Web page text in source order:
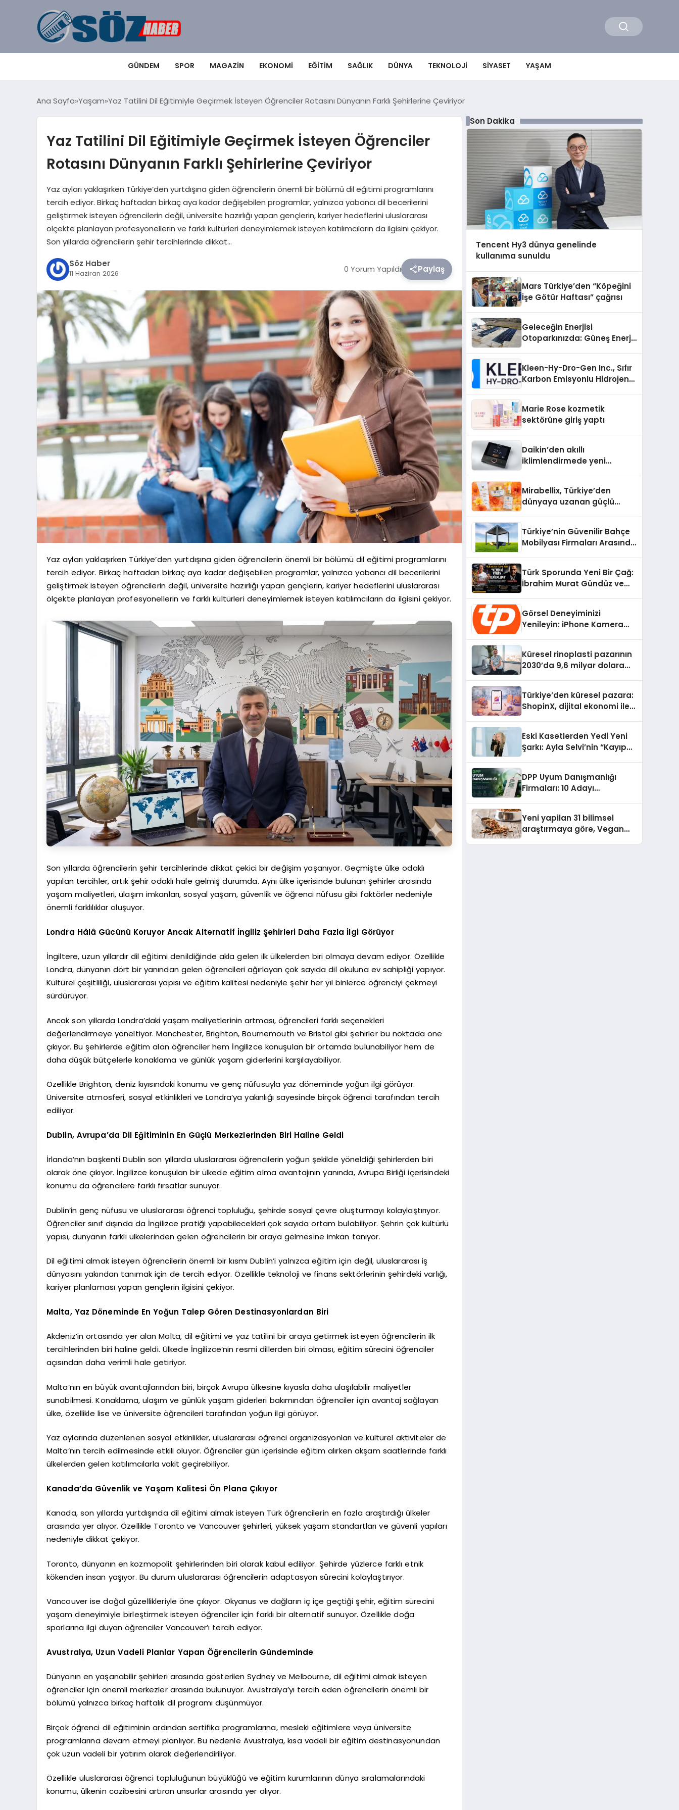
GÜNDEM SPOR MAGAZIN EKONOMI EĞITIM SAĞLIK DÜNYA TEKNOLOJI SIYASET YAŞAM
Ana Sayfa Yaşam Yaz Tatilini Dil Eğitimiyle Geçirmek İsteyen Öğrenciler Rotasını Dünyanın Farklı Şehirlerine Çeviriyor
Yaz Tatilini Dil Eğitimiyle Geçirmek İsteyen Öğrenciler
Rotasını Dünyanın Farklı Şehirlerine Çeviriyor
Yaz ayları yaklaşırken Türkiye’den yurtdışına giden öğrencilerin önemli bir bölümü dil eğitimi programlarını
tercih ediyor. Birkaç haftadan birkaç aya kadar değişebilen programlar, yalnızca yabancı dil becerilerini
geliştirmek isteyen öğrencilerin değil, üniversite hazırlığı yapan gençlerin, kariyer hedeflerini uluslararası
ölçekte planlayan profesyonellerin ve farklı kültürleri deneyimlemek isteyen katılımcıların da ilgisini çekiyor.
Son yıllarda öğrencilerin şehir tercihlerinde dikkat…
Söz Haber
11 Haziran 2026 0 Yorum Yapıldı Paylaş
Yaz ayları yaklaşırken Türkiye’den yurtdışına giden öğrencilerin önemli bir bölümü dil eğitimi programlarını
tercih ediyor. Birkaç haftadan birkaç aya kadar değişebilen programlar, yalnızca yabancı dil becerilerini
geliştirmek isteyen öğrencilerin değil, üniversite hazırlığı yapan gençlerin, kariyer hedeflerini uluslararası
ölçekte planlayan profesyonellerin ve farklı kültürleri deneyimlemek isteyen katılımcıların da ilgisini çekiyor.
Son yıllarda öğrencilerin şehir tercihlerinde dikkat çekici bir değişim yaşanıyor. Geçmişte ülke odaklı
yapılan tercihler, artık şehir odaklı hale gelmiş durumda. Aynı ülke içerisinde bulunan şehirler arasında
yaşam maliyetleri, ulaşım imkanları, sosyal yaşam, güvenlik ve öğrenci nüfusu gibi faktörler nedeniyle
önemli farklılıklar oluşuyor.
Londra Hâlâ Gücünü Koruyor Ancak Alternatif İngiliz Şehirleri Daha Fazla İlgi Görüyor
İngiltere, uzun yıllardır dil eğitimi denildiğinde akla gelen ilk ülkelerden biri olmaya devam ediyor. Özellikle
Londra, dünyanın dört bir yanından gelen öğrencileri ağırlayan çok sayıda dil okuluna ev sahipliği yapıyor.
Kültürel çeşitliliği, uluslararası yapısı ve eğitim kalitesi nedeniyle şehir her yıl binlerce öğrenciyi çekmeyi
sürdürüyor.
Ancak son yıllarda Londra’daki yaşam maliyetlerinin artması, öğrencileri farklı seçenekleri
değerlendirmeye yöneltiyor. Manchester, Brighton, Bournemouth ve Bristol gibi şehirler bu noktada öne
çıkıyor. Bu şehirlerde eğitim alan öğrenciler hem İngilizce konuşulan bir ortamda bulunabiliyor hem de
daha düşük bütçelerle konaklama ve günlük yaşam giderlerini karşılayabiliyor.
Özellikle Brighton, deniz kıyısındaki konumu ve genç nüfusuyla yaz döneminde yoğun ilgi görüyor.
Üniversite atmosferi, sosyal etkinlikleri ve Londra’ya yakınlığı sayesinde birçok öğrenci tarafından tercih
ediliyor.
Dublin, Avrupa’da Dil Eğitiminin En Güçlü Merkezlerinden Biri Haline Geldi
İrlanda’nın başkenti Dublin son yıllarda uluslararası öğrencilerin yoğun şekilde yöneldiği şehirlerden biri
olarak öne çıkıyor. İngilizce konuşulan bir ülkede eğitim alma avantajının yanında, Avrupa Birliği içerisindeki
konumu da öğrencilere farklı fırsatlar sunuyor.
Dublin’in genç nüfusu ve uluslararası öğrenci topluluğu, şehirde sosyal çevre oluşturmayı kolaylaştırıyor.
Öğrenciler sınıf dışında da İngilizce pratiği yapabilecekleri çok sayıda ortam bulabiliyor. Şehrin çok kültürlü
yapısı, dünyanın farklı ülkelerinden gelen öğrencilerin bir araya gelmesine imkan tanıyor.
Dil eğitimi almak isteyen öğrencilerin önemli bir kısmı Dublin’i yalnızca eğitim için değil, uluslararası iş
dünyasını yakından tanımak için de tercih ediyor. Özellikle teknoloji ve finans sektörlerinin şehirdeki varlığı,
kariyer planlaması yapan gençlerin ilgisini çekiyor.
Malta, Yaz Döneminde En Yoğun Talep Gören Destinasyonlardan Biri
Akdeniz’in ortasında yer alan Malta, dil eğitimi ve yaz tatilini bir araya getirmek isteyen öğrencilerin ilk
tercihlerinden biri haline geldi. Ülkede İngilizce’nin resmi dillerden biri olması, eğitim sürecini öğrenciler
açısından daha verimli hale getiriyor.
Malta’nın en büyük avantajlarından biri, birçok Avrupa ülkesine kıyasla daha ulaşılabilir maliyetler
sunabilmesi. Konaklama, ulaşım ve günlük yaşam giderleri bakımından öğrenciler için avantaj sağlayan
ülke, özellikle lise ve üniversite öğrencileri tarafından yoğun ilgi görüyor.
Yaz aylarında düzenlenen sosyal etkinlikler, uluslararası öğrenci organizasyonları ve kültürel aktiviteler de
Malta’nın tercih edilmesinde etkili oluyor. Öğrenciler gün içerisinde eğitim alırken akşam saatlerinde farklı
ülkelerden gelen katılımcılarla vakit geçirebiliyor.
Kanada’da Güvenlik ve Yaşam Kalitesi Ön Plana Çıkıyor
Kanada, son yıllarda yurtdışında dil eğitimi almak isteyen Türk öğrencilerin en fazla araştırdığı ülkeler
arasında yer alıyor. Özellikle Toronto ve Vancouver şehirleri, yüksek yaşam standartları ve güvenli yapıları
nedeniyle dikkat çekiyor.
Toronto, dünyanın en kozmopolit şehirlerinden biri olarak kabul ediliyor. Şehirde yüzlerce farklı etnik
kökenden insan yaşıyor. Bu durum uluslararası öğrencilerin adaptasyon sürecini kolaylaştırıyor.
Vancouver ise doğal güzellikleriyle öne çıkıyor. Okyanus ve dağların iç içe geçtiği şehir, eğitim sürecini
yaşam deneyimiyle birleştirmek isteyen öğrenciler için farklı bir alternatif sunuyor. Özellikle doğa
sporlarına ilgi duyan öğrenciler Vancouver’ı tercih ediyor.
Avustralya, Uzun Vadeli Planlar Yapan Öğrencilerin Gündeminde
Dünyanın en yaşanabilir şehirleri arasında gösterilen Sydney ve Melbourne, dil eğitimi almak isteyen
öğrenciler için önemli merkezler arasında bulunuyor. Avustralya’yı tercih eden öğrencilerin önemli bir
bölümü yalnızca birkaç haftalık dil programı düşünmüyor.
Birçok öğrenci dil eğitiminin ardından sertifika programlarına, mesleki eğitimlere veya üniversite
programlarına devam etmeyi planlıyor. Bu nedenle Avustralya, kısa vadeli bir eğitim destinasyonundan
çok uzun vadeli bir yatırım olarak değerlendiriliyor.
Özellikle uluslararası öğrenci topluluğunun büyüklüğü ve eğitim kurumlarının dünya sıralamalarındaki
konumu, ülkenin cazibesini artıran unsurlar arasında yer alıyor.
Son Dakika
Tencent Hy3 dünya genelinde
kullanıma sunuldu
Mars Türkiye’den “Köpeğini
İşe Götür Haftası” çağrısı
Geleceğin Enerjisi
Otoparkınızda: Güneş Enerjili
Kleen-Hy-Dro-Gen Inc., Sıfır
Karbon Emisyonlu Hidrojen
Aldı
Marie Rose kozmetik
sektörüne giriş yaptı
Daikin’den akıllı
iklimlendirmede yeni
Mirabellix, Türkiye’den
dünyaya uzanan güçlü
Türkiye’nin Güvenilir Bahçe
Mobilyası Firmaları Arasında
Türk Sporunda Yeni Bir Çağ:
İbrahim Murat Gündüz ve
Görsel Deneyiminizi
Yenileyin: iPhone Kamera
Küresel rinoplasti pazarının
2030’da 9,6 milyar dolara
Türkiye’den küresel pazara:
ShopinX, dijital ekonomi ile
Eski Kasetlerden Yedi Yeni
Şarkı: Ayla Selvi’nin “Kayıp
DPP Uyum Danışmanlığı
Firmaları: 10 Adayı
Yeni yapilan 31 bilimsel
araştırmaya göre, Vegan